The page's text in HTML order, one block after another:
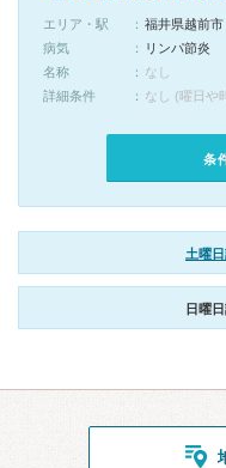
エリア・駅
福井県越前市
病気
リンパ節炎
名称
なし
詳細条件
なし (曜日や
条
土曜
日曜